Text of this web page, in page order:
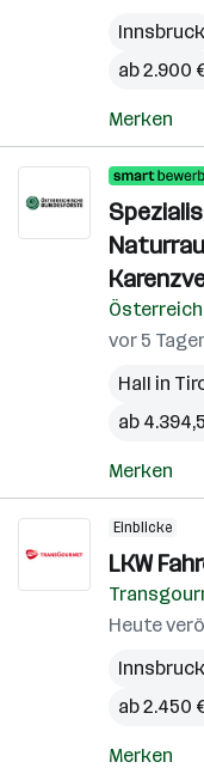
Innsbruck
ab 2.900
Merken
vor 5
Hall in
ab
Merken
Einblicke
LKW
Heute
Innsbruck
ab 2.450
Merken